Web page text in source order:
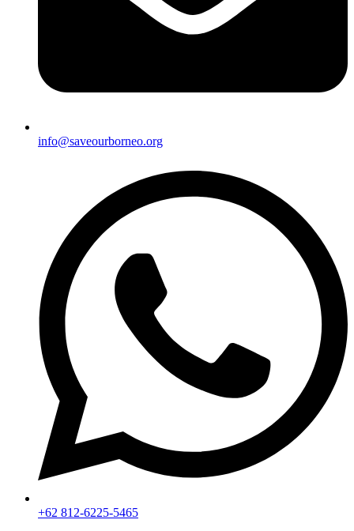
info@saveourborneo.org
+62 812-6225-5465